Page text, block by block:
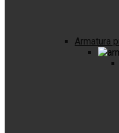
Armatura